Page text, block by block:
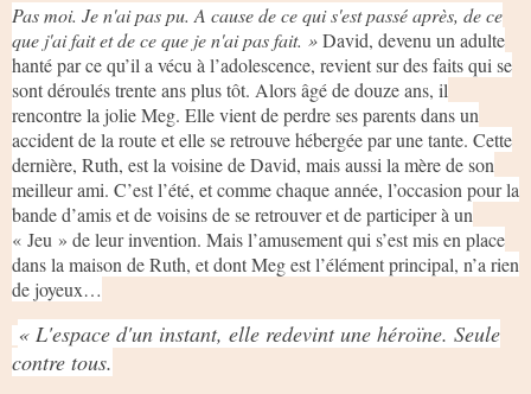
Pas moi. Je n'ai pas pu. A cause de ce qui s'est passé après, de ce
que j'ai fait et de ce que je n'ai pas fait. »David, devenu un adulte
hanté par ce qu’il a vécu à l’adolescence, revient sur des faits qui se
sont déroulés trente ans plus tôt. Alors âgé de douze ans, il
rencontre la jolie Meg. Elle vient de perdre ses parents dans un
accident de la route et elle se retrouve hébergée par une tante. Cette
dernière, Ruth, est la voisine de David, mais aussi la mère de son
meilleur ami. C’est l’été, et comme chaque année, l’occasion pour la
bande d’amis et de voisins de se retrouver et de participer à un
« Jeu » de leur invention. Mais l’amusement qui s’est mis en place
dans la maison de Ruth, et dont Meg est l’élément principal, n’a rien
de joyeux…
« L'espace d'un instant, elle redevint une héroïne. Seule
contre tous.